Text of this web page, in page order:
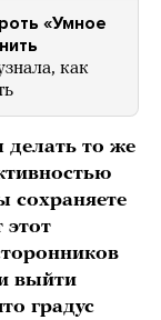
«Умное
как
делать то же
сохраняете
этот
выйти
градус